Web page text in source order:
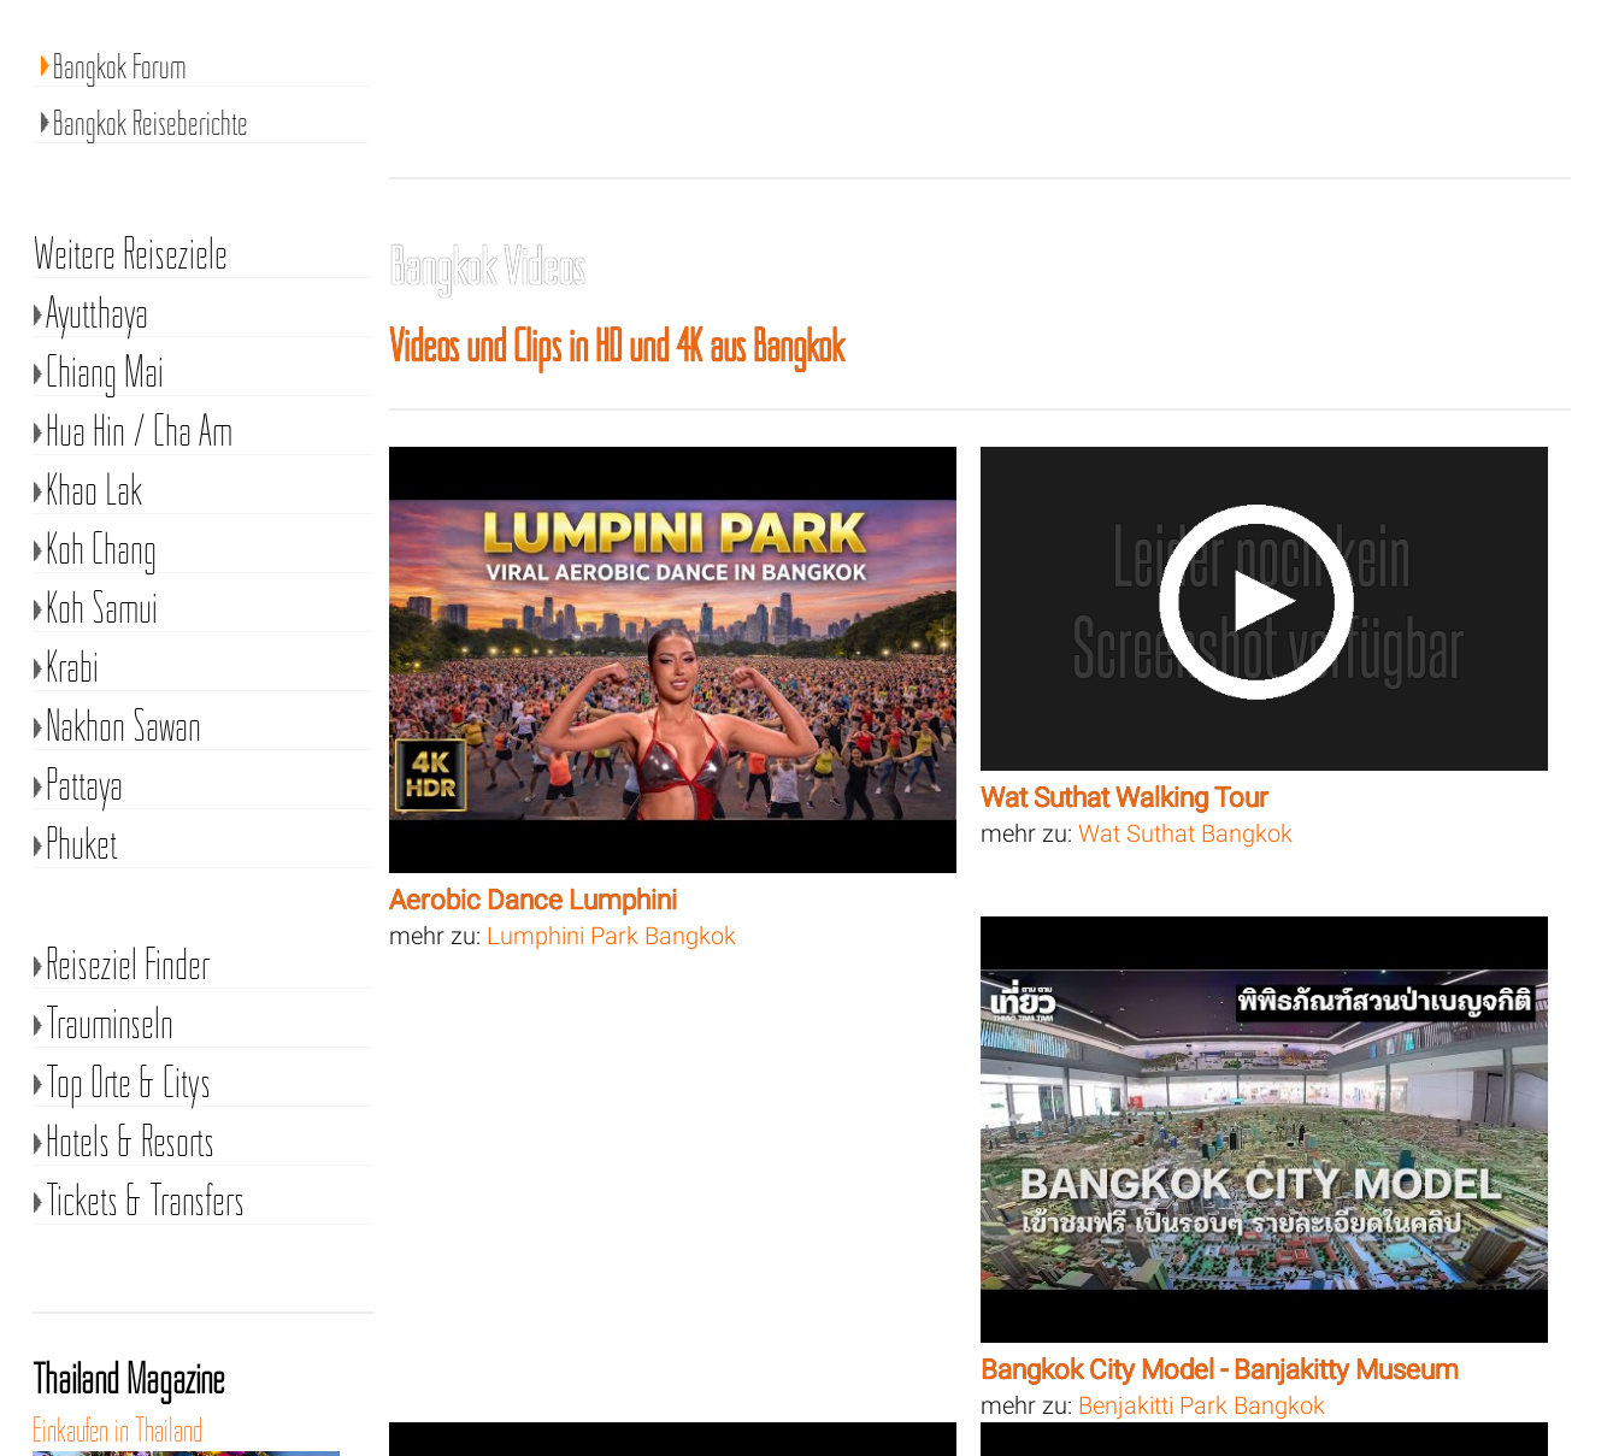
Bangkok Videos
Videos und Clips in HD und 4K aus Bangkok
Aerobic Dance Lumphini
mehr zu: Lumphini Park Bangkok
Wat Suthat Walking Tour
mehr zu: Wat Suthat Bangkok
Bangkok City Model - Banjakitty Museum
mehr zu: Benjakitti Park Bangkok
Bangkok Forum
Bangkok Reiseberichte
Weitere Reiseziele
Ayutthaya
Chiang Mai
Hua Hin / Cha Am
Khao Lak
Koh Chang
Koh Samui
Krabi
Nakhon Sawan
Pattaya
Phuket
Reiseziel Finder
Trauminseln
Top Orte & Citys
Hotels & Resorts
Tickets & Transfers
Thailand Magazine
Einkaufen in Thailand